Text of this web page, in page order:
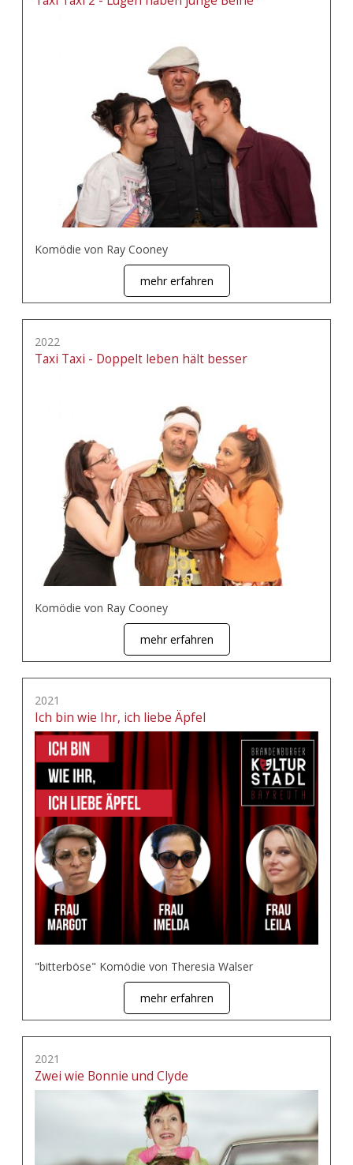
Komödie von Ray Cooney
mehr erfahren
2022
Taxi Taxi - Doppelt leben hält besser
Komödie von Ray Cooney
mehr erfahren
2021
Ich bin wie Ihr, ich liebe Äpfel
"bitterböse" Komödie von Theresia Walser
mehr erfahren
2021
Zwei wie Bonnie und Clyde